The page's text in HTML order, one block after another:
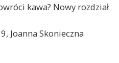
kawa? Nowy rozdział
Joanna Skonieczna